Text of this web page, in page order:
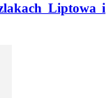
Liptowa i